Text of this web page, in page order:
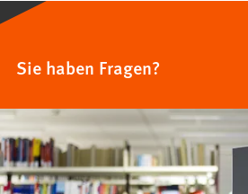
Sie haben Fragen?